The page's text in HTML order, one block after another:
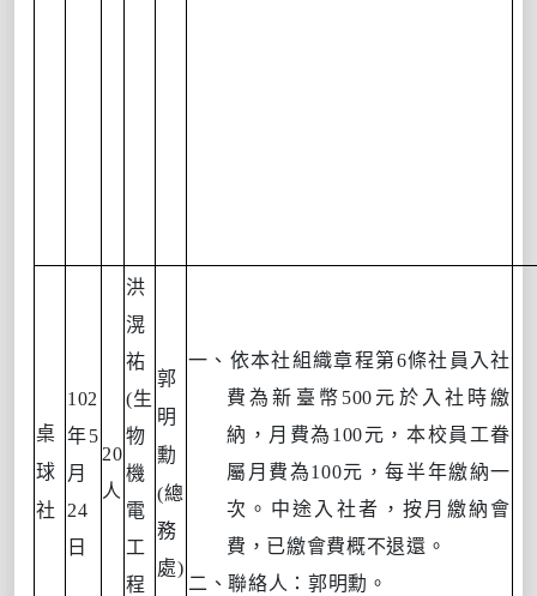
桌
球
社
102
年5
月
24
日
20
人
洪
滉
祐
(生
物
機
電
工
程
郭
明
勳
(總
務
處)
一、依本社組織章程第6條社員入社
費為新臺幣 500 元於入社時繳
納，月費為 100元，本校員工眷
屬月費為100元，每半年繳納一
次。中途入社者，按月繳納會
費，已繳會費概不退還。
二、聯絡人：郭明勳。